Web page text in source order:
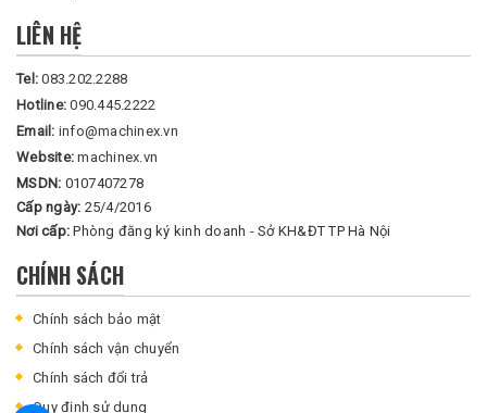
LIÊN HỆ
Tel:083.202.2288
Hotline:090.445.2222
Email: info@machinex.vn
Website:machinex.vn
MSDN: 0107407278
Cấp ngày: 25/4/2016
Nơi cấp:Phòng đăng ký kinh doanh - Sở KH&ĐT TP Hà Nội
CHÍNH SÁCH
Chính sách bảo mật
Chính sách vận chuyển
Chính sách đổi trả
Quy định sử dụng